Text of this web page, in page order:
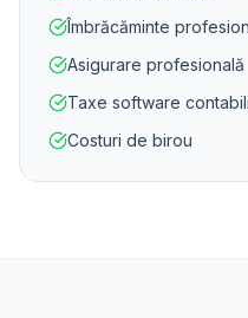
Îmbrăcăminte
Asigurare profesională
Taxe software
Costuri de birou